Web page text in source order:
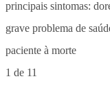
1 de 11